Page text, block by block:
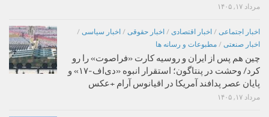
مرداد ۱۷, ۱۴۰۵
اخبار اجتماعی / اخبار اقتصادی / اخبار حقوقی / اخبار سیاسی /
اخبار صنعتی / مطبوعات و رسانه ها
چین هم پس از ایران و روسیه کارت «فراصوت» را رو
کرد/ وحشت در پنتاگون؛ استقرار انبوه «دی‌اف‑۱۷» و
پایان عصر پدافند آمریکا در اقیانوس آرام +عکس
مرداد ۱۷, ۱۴۰۵